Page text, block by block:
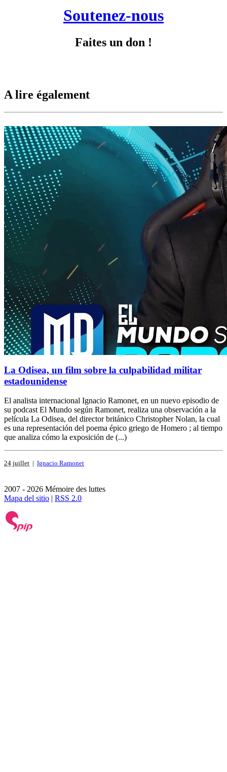
Soutenez-nous
Faites un don !
A lire également
La Odisea, un film sobre la culpabilidad militar
estadounidense
El analista internacional Ignacio Ramonet, en un nuevo episodio de
su podcast El Mundo según Ramonet, realiza una observación a la
película La Odisea, del director británico Christopher Nolan, la cual
es una representación del poema épico griego de Homero ; al tiempo
que analiza cómo la exposición de (...)
24 juillet | Ignacio Ramonet
2007 - 2026 Mémoire des luttes
Mapa del sitio | RSS 2.0